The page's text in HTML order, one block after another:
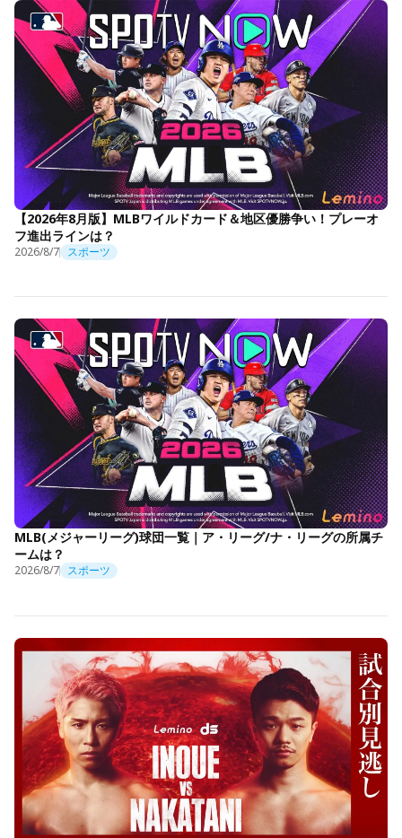
【2026年8月版】MLBワイルドカード＆地区優勝争い！プレーオ
フ進出ラインは？
2026/8/7 スポーツ
MLB(メジャーリーグ)球団一覧｜ア・リーグ/ナ・リーグの所属チ
ームは？
2026/8/7 スポーツ